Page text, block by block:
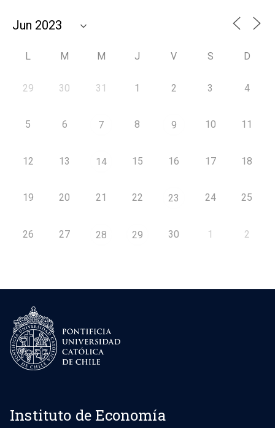
L M M J V S D
29 30 31 1 2 3 4
5 6 7 8 9 10 11
12 13 14 15 16 17 18
19 20 21 22 23 24 25
26 27 28 29 30 1 2
Instituto de Economía